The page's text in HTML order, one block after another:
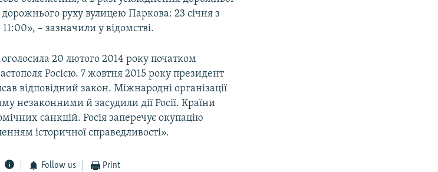
руху вулицею Паркова: 23 січня з
– зазначили у відомстві.
20 лютого 2014 року початком
Росією. 7 жовтня 2015 року президент
відповідний закон. Міжнародні організації
незаконними й засудили дії Росії. Країни
санкцій. Росія заперечує окупацію
історичної справедливості».
Follow us Print